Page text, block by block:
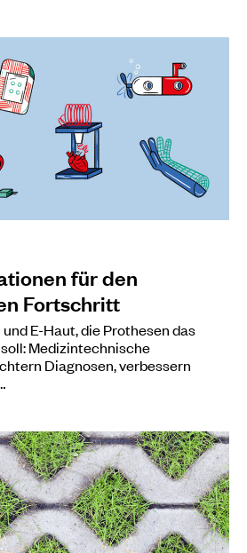
für den
Fortschritt
E-Haut, die Prothesen das
Medizintechnische
Diagnosen, verbessern